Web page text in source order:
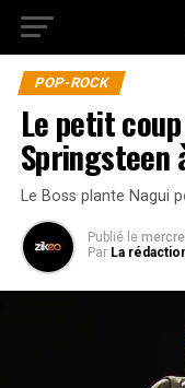
POP-ROCK
Le petit
Springsteen
Le Boss plante Nagui
Publié le
Par La